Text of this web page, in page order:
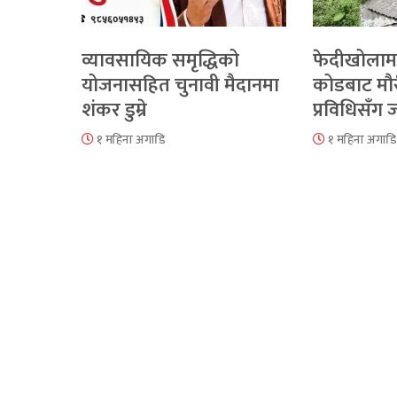
व्यावसायिक समृद्धिको
योजनासहित चुनावी मैदानमा
शंकर डुम्रे
१ महिना अगाडि
कोडबाट
प्रविधिसँग
१ महिना अगाडि